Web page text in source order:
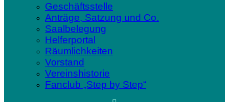
Geschäftsstelle
Anträge, Satzung und Co.
Saalbelegung
Helferportal
Räumlichkeiten
Vorstand
Vereinshistorie
Fanclub „Step by Step“